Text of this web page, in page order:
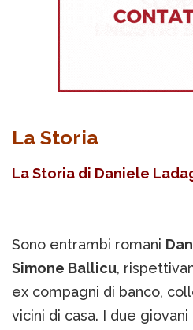
La Storia
La Storia di Daniele
Sono entrambi romani
Simone Ballicu,
ex compagni di banco,
vicini di casa. I due